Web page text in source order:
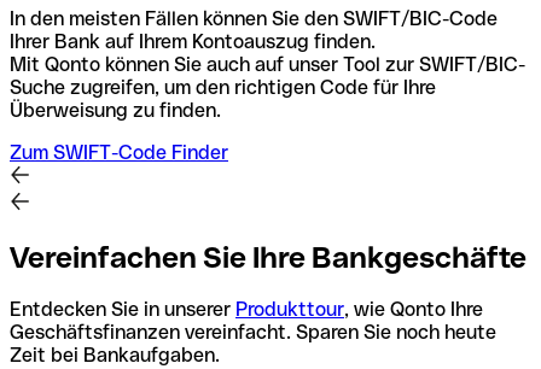
In den meisten Fällen können Sie den SWIFT/BIC-Code
Ihrer Bank auf Ihrem Kontoauszug finden.
Mit Qonto können Sie auch auf unser Tool zur SWIFT/BIC-
Suche zugreifen, um den richtigen Code für Ihre
Überweisung zu finden.
Zum SWIFT-Code Finder
Vereinfachen Sie Ihre Bankgeschäfte
Entdecken Sie in unserer Produkttour, wie Qonto Ihre
Geschäftsfinanzen vereinfacht. Sparen Sie noch heute
Zeit bei Bankaufgaben.